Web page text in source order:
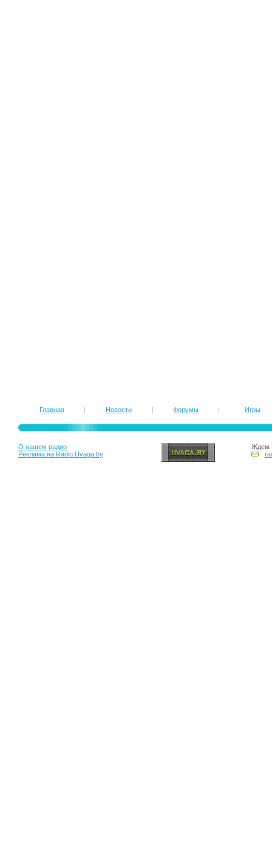
Главная Новости Форумы Игры
О нашем радио
Реклама на Radio.Uvaga.by
Ждем